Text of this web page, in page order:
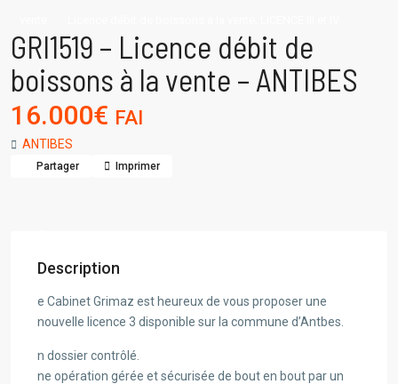
GRI1519 – Licence débit de
boissons à la vente – ANTIBES
16.000€ FAI
ANTIBES
Partager Imprimer
Description
e Cabinet Grimaz est heureux de vous proposer une
nouvelle licence 3 disponible sur la commune d’Antbes.
n dossier contrôlé.
ne opération gérée et sécurisée de bout en bout par un